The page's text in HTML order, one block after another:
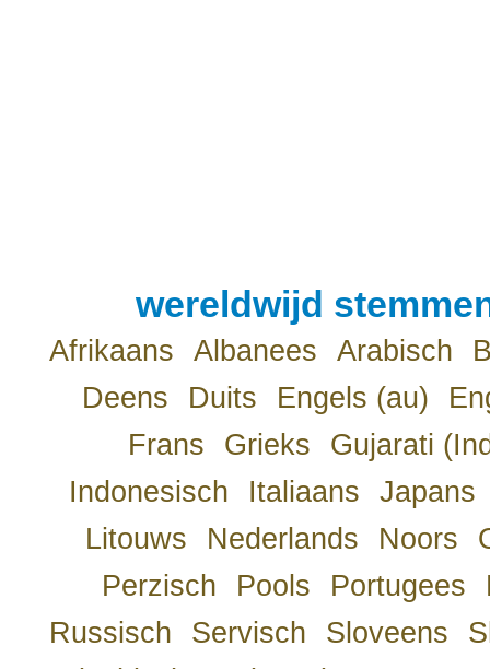
wereldwijd
Afrikaans Albanees Arabisch
Deens
Duits Engels (au)
Frans
Grieks
Gujarati
Indonesisch
Italiaans
Japans
Litouws
Nederlands Noors
Perzisch
Pools Portugees
Russisch
Servisch Sloveens